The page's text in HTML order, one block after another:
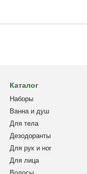
Каталог
Наборы
Ванна и душ
Для тела
Дезодоранты
Для рук и ног
Для лица